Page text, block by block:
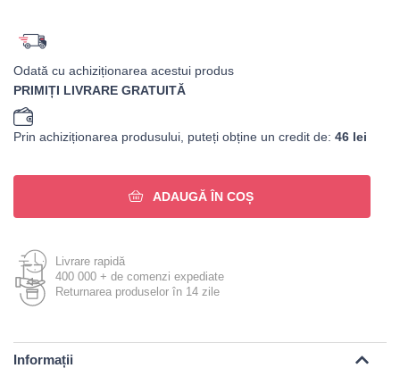
Odată cu achiziționarea acestui produs
PRIMIȚI LIVRARE GRATUITĂ
Prin achiziționarea produsului, puteți obține un credit de: 46 lei
ADAUGĂ ÎN COȘ
Livrare rapidă
400 000 + de comenzi expediate
Returnarea produselor în 14 zile
Informații